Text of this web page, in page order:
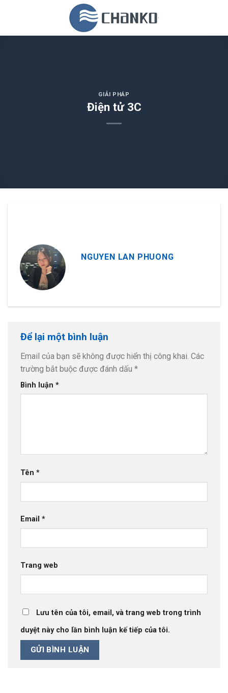
GIẢI PHÁP
Điện tử 3C
NGUYEN LAN PHUONG
Để lại một bình luận
Email của bạn sẽ không được hiển thị công khai. Các
trường bắt buộc được đánh dấu *
Bình luận *
Tên *
Email *
Trang web
Lưu tên của tôi, email, và trang web trong trình
duyệt này cho lần bình luận kế tiếp của tôi.